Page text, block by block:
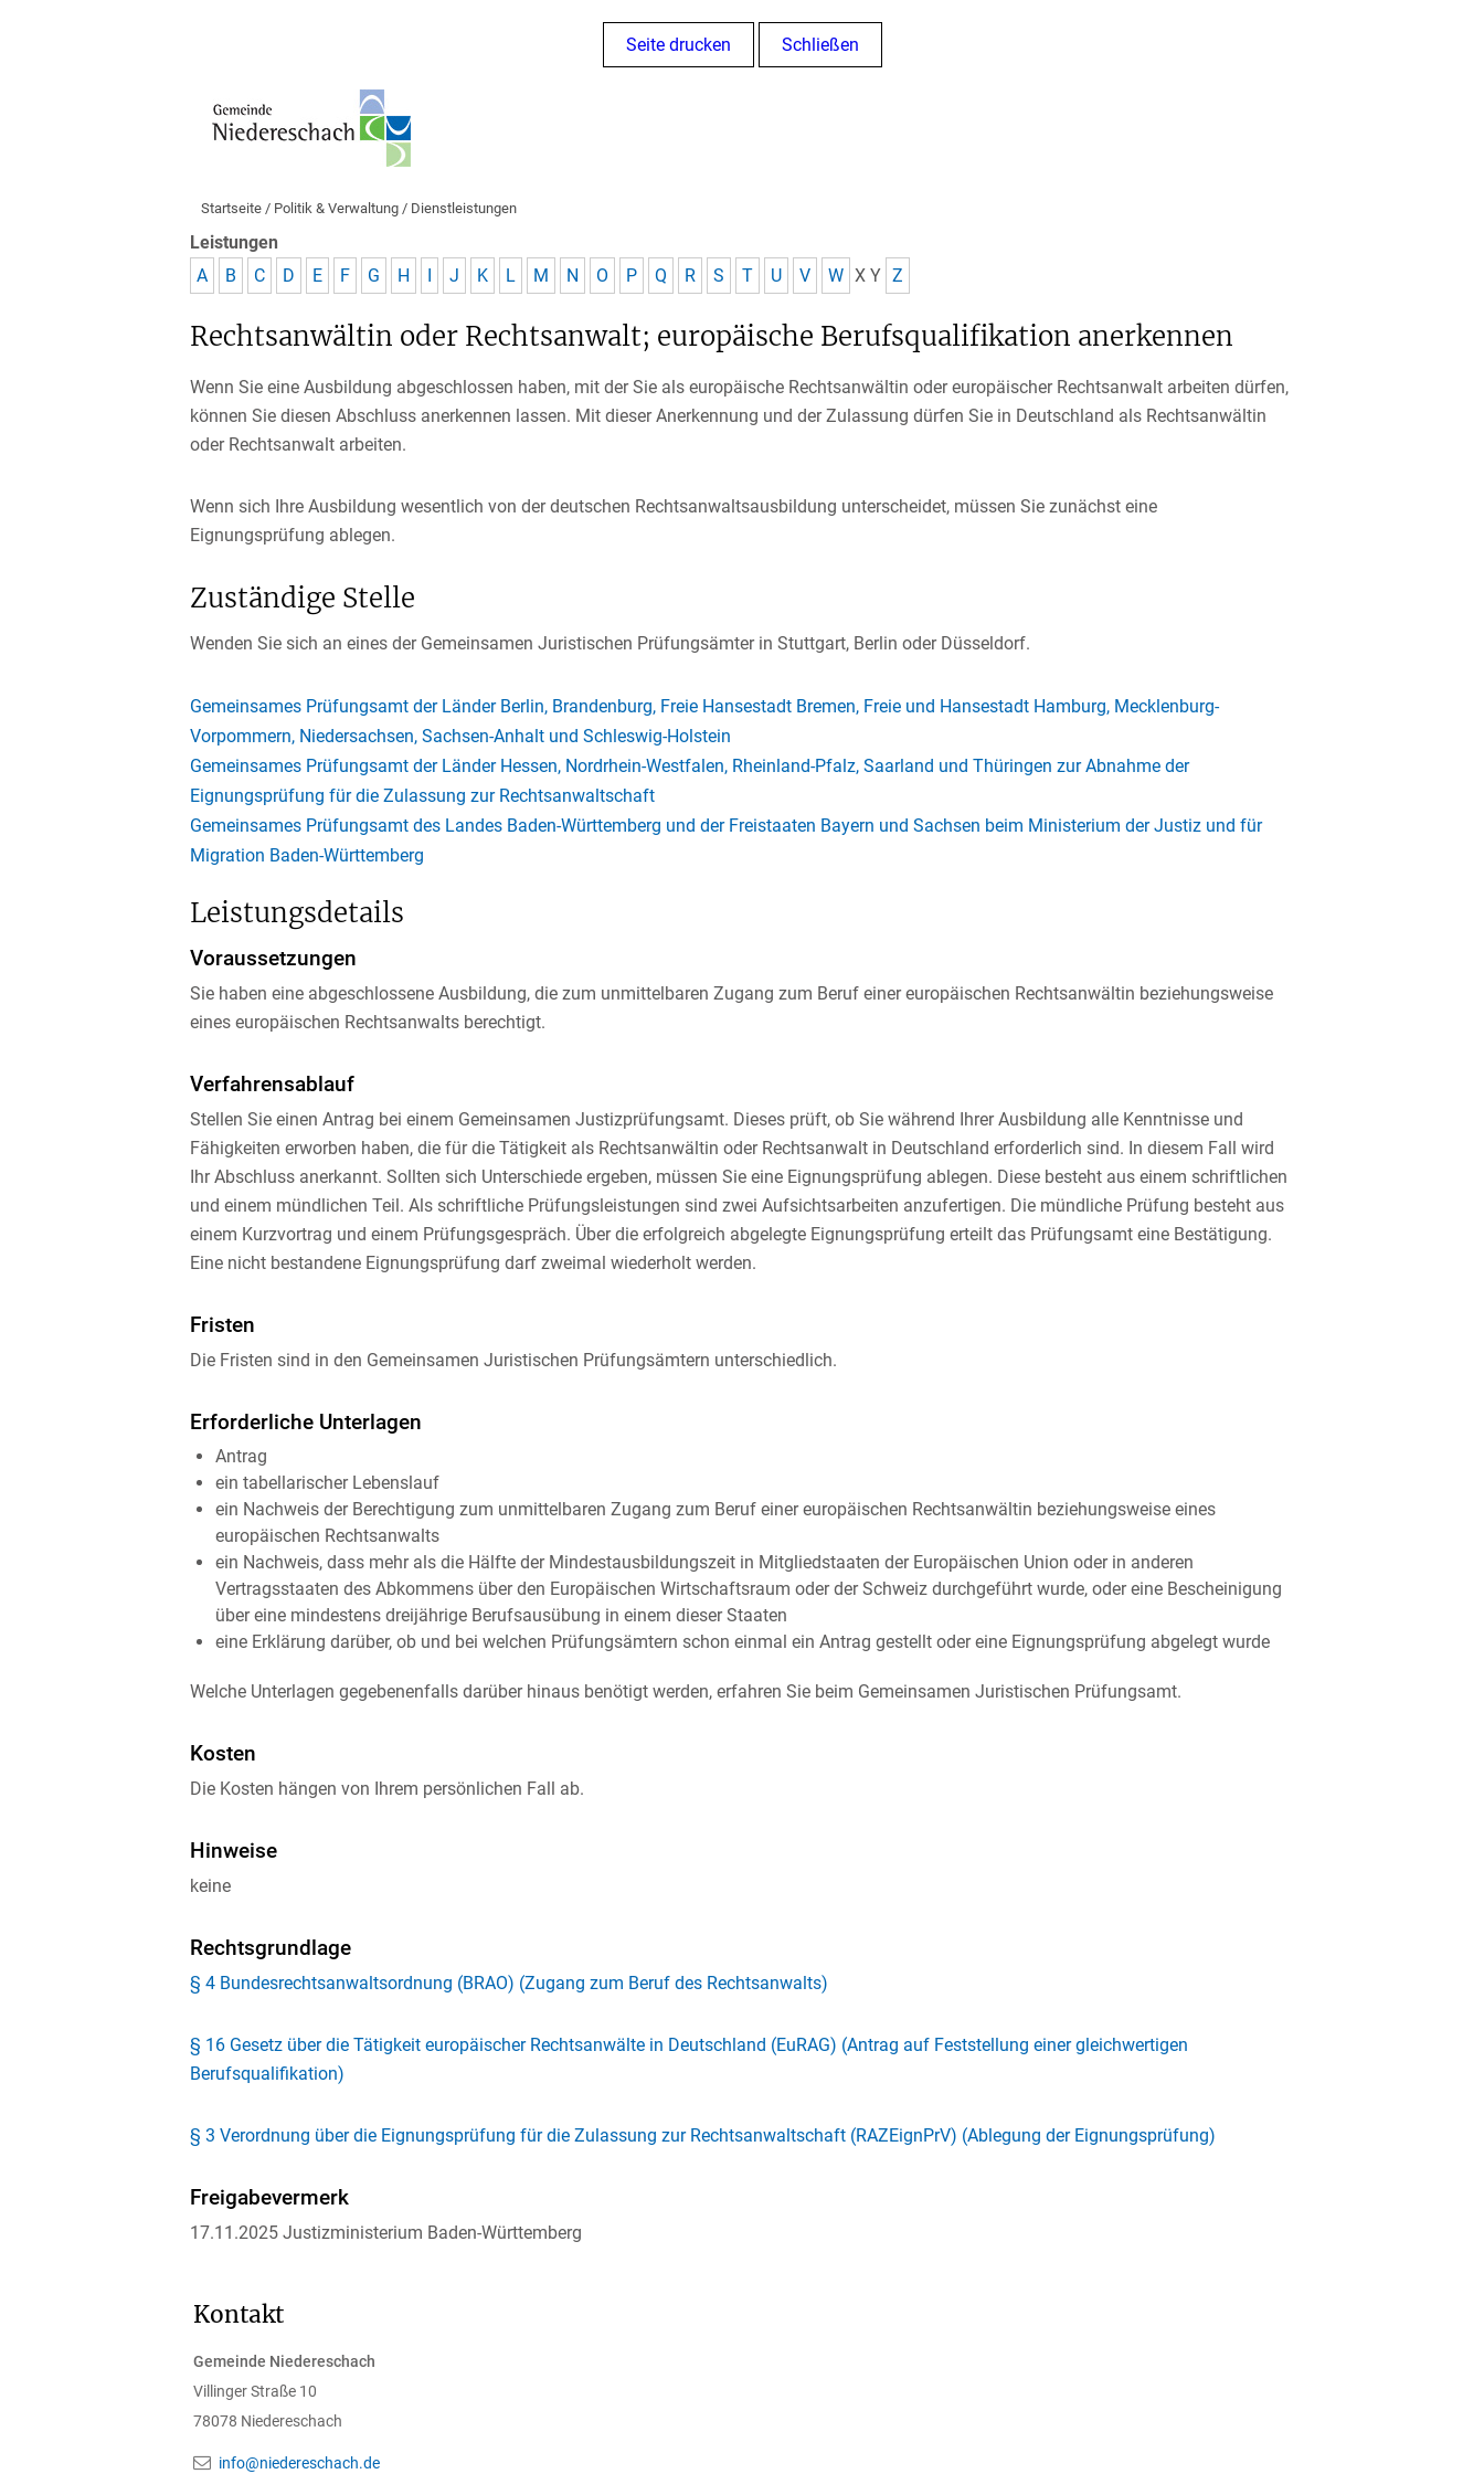
Seite drucken Schließen
Startseite / Politik & Verwaltung / Dienstleistungen
Leistungen
A
B C D E F G H I J K L M N O P Q R S T U V W X Y Z
Rechtsanwältin oder Rechtsanwalt; europäische Berufsqualifikation anerkennen
Wenn Sie eine Ausbildung abgeschlossen haben, mit der Sie als europäische Rechtsanwältin oder europäischer Rechtsanwalt arbeiten dürfen,
können Sie diesen Abschluss anerkennen lassen. Mit dieser Anerkennung und der Zulassung dürfen Sie in Deutschland als Rechtsanwältin
oder Rechtsanwalt arbeiten.
Wenn sich Ihre Ausbildung wesentlich von der deutschen Rechtsanwaltsausbildung unterscheidet, müssen Sie zunächst eine
Eignungsprüfung ablegen.
Zuständige Stelle
Wenden Sie sich an eines der Gemeinsamen Juristischen Prüfungsämter in Stuttgart, Berlin oder Düsseldorf.
Gemeinsames Prüfungsamt der Länder Berlin, Brandenburg, Freie Hansestadt Bremen, Freie und Hansestadt Hamburg, Mecklenburg-
Vorpommern, Niedersachsen, Sachsen-Anhalt und Schleswig-Holstein
Gemeinsames Prüfungsamt der Länder Hessen, Nordrhein-Westfalen, Rheinland-Pfalz, Saarland und Thüringen zur Abnahme der
Eignungsprüfung für die Zulassung zur Rechtsanwaltschaft
Gemeinsames Prüfungsamt des Landes Baden-Württemberg und der Freistaaten Bayern und Sachsen beim Ministerium der Justiz und für
Migration Baden-Württemberg
Leistungsdetails
Voraussetzungen
Sie haben eine abgeschlossene Ausbildung, die zum unmittelbaren Zugang zum Beruf einer europäischen Rechtsanwältin beziehungsweise
eines europäischen Rechtsanwalts berechtigt.
Verfahrensablauf
Stellen Sie einen Antrag bei einem Gemeinsamen Justizprüfungsamt. Dieses prüft, ob Sie während Ihrer Ausbildung alle Kenntnisse und
Fähigkeiten erworben haben, die für die Tätigkeit als Rechtsanwältin oder Rechtsanwalt in Deutschland erforderlich sind. In diesem Fall wird
Ihr Abschluss anerkannt. Sollten sich Unterschiede ergeben, müssen Sie eine Eignungsprüfung ablegen. Diese besteht aus einem schriftlichen
und einem mündlichen Teil. Als schriftliche Prüfungsleistungen sind zwei Aufsichtsarbeiten anzufertigen. Die mündliche Prüfung besteht aus
einem Kurzvortrag und einem Prüfungsgespräch. Über die erfolgreich abgelegte Eignungsprüfung erteilt das Prüfungsamt eine Bestätigung.
Eine nicht bestandene Eignungsprüfung darf zweimal wiederholt werden.
Fristen
Die Fristen sind in den Gemeinsamen Juristischen Prüfungsämtern unterschiedlich.
Erforderliche Unterlagen
Antrag
ein tabellarischer Lebenslauf
ein Nachweis der Berechtigung zum unmittelbaren Zugang zum Beruf einer europäischen Rechtsanwältin beziehungsweise eines
europäischen Rechtsanwalts
ein Nachweis, dass mehr als die Hälfte der Mindestausbildungszeit in Mitgliedstaaten der Europäischen Union oder in anderen
Vertragsstaaten des Abkommens über den Europäischen Wirtschaftsraum oder der Schweiz durchgeführt wurde, oder eine Bescheinigung
über eine mindestens dreijährige Berufsausübung in einem dieser Staaten
eine Erklärung darüber, ob und bei welchen Prüfungsämtern schon einmal ein Antrag gestellt oder eine Eignungsprüfung abgelegt wurde
Welche Unterlagen gegebenenfalls darüber hinaus benötigt werden, erfahren Sie beim Gemeinsamen Juristischen Prüfungsamt.
Kosten
Die Kosten hängen von Ihrem persönlichen Fall ab.
Hinweise
keine
Rechtsgrundlage
§ 4 Bundesrechtsanwaltsordnung (BRAO) (Zugang zum Beruf des Rechtsanwalts)
§ 16 Gesetz über die Tätigkeit europäischer Rechtsanwälte in Deutschland (EuRAG) (Antrag auf Feststellung einer gleichwertigen
Berufsqualifikation)
§ 3 Verordnung über die Eignungsprüfung für die Zulassung zur Rechtsanwaltschaft (RAZEignPrV) (Ablegung der Eignungsprüfung)
Freigabevermerk
17.11.2025 Justizministerium Baden-Württemberg
Kontakt
Gemeinde Niedereschach
Villinger Straße 10
78078 Niedereschach
info@niedereschach.de